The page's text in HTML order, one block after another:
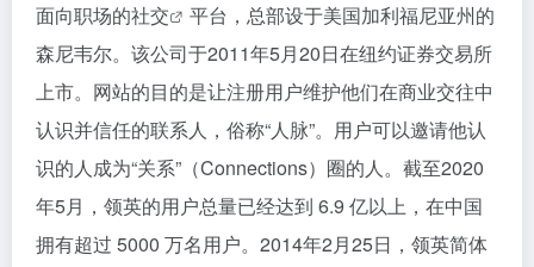
面向职场的社交
平台，总部设于美国加利福尼亚州的
森尼韦尔。该公司于2011年5月20日在纽约证券交易所
上市。网站的目的是让注册用户维护他们在商业交往中
认识并信任的联系人，俗称“人脉”。用户可以邀请他认
识的人成为“关系”（Connections）圈的人。截至2020
年5月，领英的用户总量已经达到 6.9 亿以上，在中国
拥有超过 5000 万名用户。2014年2月25日，领英简体